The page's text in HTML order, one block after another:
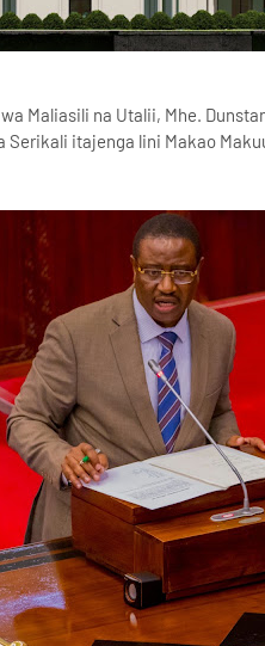
Maliasili na Utalii, Mhe.
itajenga lini Makao